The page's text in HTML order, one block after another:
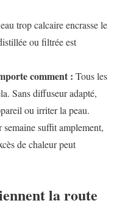
trop calcaire encrasse le
ou filtrée est
comment : Tous les
Sans diffuseur adapté,
ou irriter la peau.
semaine suffit amplement,
de chaleur peut
la route